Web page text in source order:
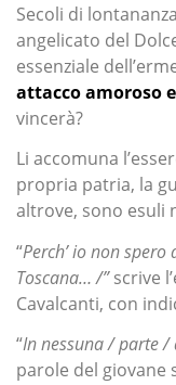
Secoli di
angelicato del
essenziale
attacco amoroso
vincerà?
Li accomuna
propria patria, la
altrove, sono esuli
“Perch’ io non
Toscana… /”scrive
Cavalcanti, con
“In nessuna / parte
parole del giovane